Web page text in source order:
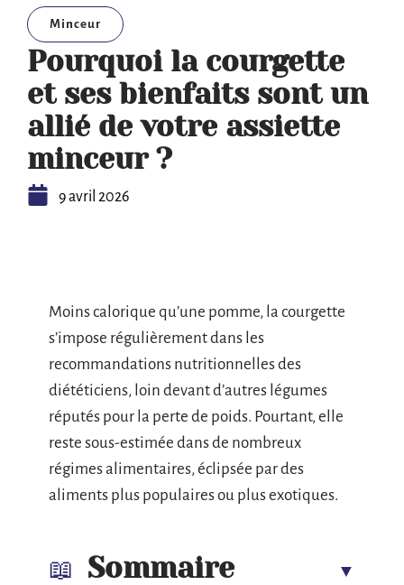
Minceur
Pourquoi la courgette
et ses bienfaits sont un
allié de votre assiette
minceur ?
9 avril 2026
Moins calorique qu’une pomme, la courgette
s’impose régulièrement dans les
recommandations nutritionnelles des
diététiciens, loin devant d’autres légumes
réputés pour la perte de poids. Pourtant, elle
reste sous-estimée dans de nombreux
régimes alimentaires, éclipsée par des
aliments plus populaires ou plus exotiques.
Sommaire